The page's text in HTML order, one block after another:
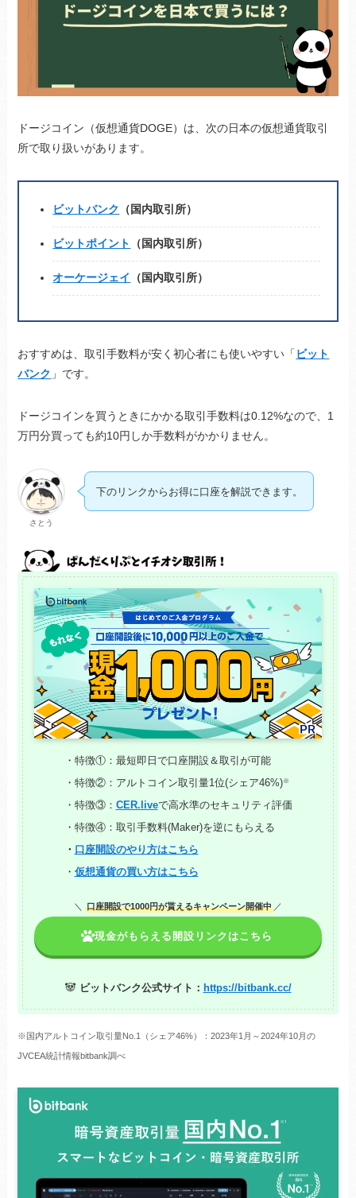
ドージコイン（仮想通貨DOGE）は、次の日本の仮想通貨取引
所で取り扱いがあります。
ビットバンク （国内取引所）
ビットポイント （国内取引所）
オーケージェイ （国内取引所）
おすすめは、取引手数料が安く初心者にも使いやすい「 ビット
バンク 」です。
ドージコインを買うときにかかる取引手数料は0.12%なので、1
万円分買っても約10円しか手数料がかかりません。
さとう
下のリンクからお得に口座を解説できます。
・特徴①：最短即日で口座開設＆取引が可能
・特徴②：アルトコイン取引量1位(シェア46%)※
・特徴③： CER.liveで高水準のセキュリティ評価
・特徴④：取引手数料(Maker)を逆にもらえる
・ 口座開設のやり方はこちら
・ 仮想通貨の買い方はこちら
＼ 口座開設で1000円が貰えるキャンペーン開催中 ／
現金がもらえる開設リンクはこちら
🐼 ビットバンク公式サイト： https://bitbank.cc/
※国内アルトコイン取引量No.1（シェア46%）：2023年1月～2024年10月の
JVCEA統計情報bitbank調べ